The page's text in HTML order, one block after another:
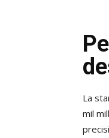
La
mil